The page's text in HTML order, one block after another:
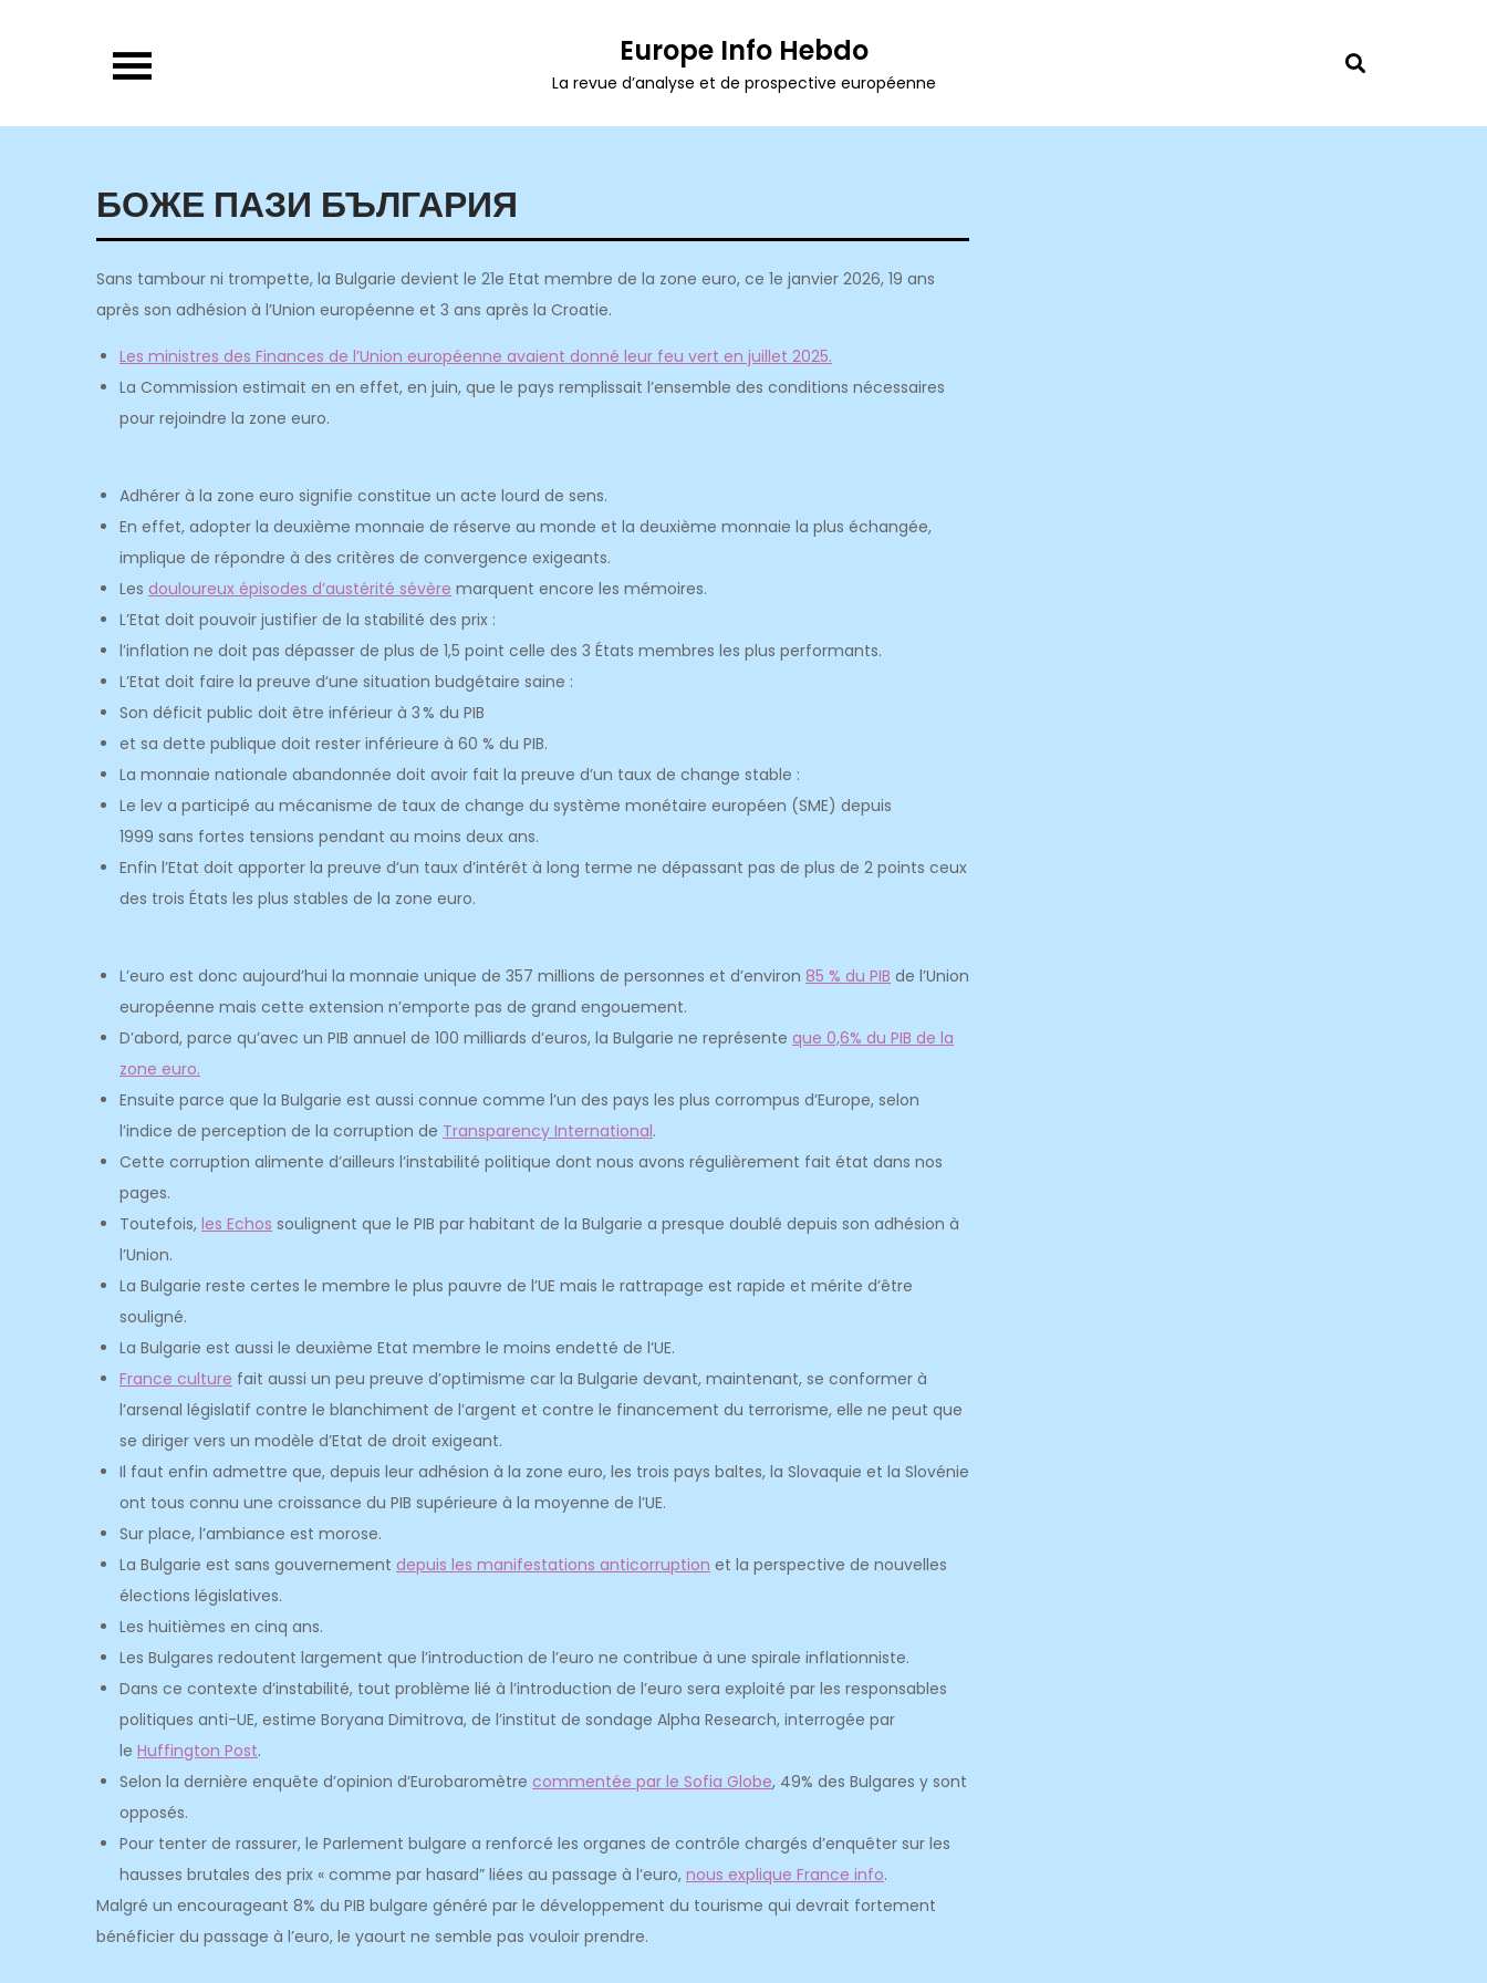
Europe Info Hebdo
La revue d’analyse et de prospective européenne
БОЖЕ ПАЗИ БЪЛГАРИЯ
Sans tambour ni trompette, la Bulgarie devient le 21e Etat membre de la zone euro, ce 1e janvier 2026, 19 ans
après son adhésion à l’Union européenne et 3 ans après la Croatie.
Les ministres des Finances de l’Union européenne avaient donné leur feu vert en juillet 2025.
La Commission estimait en en effet, en juin, que le pays remplissait l’ensemble des conditions nécessaires
pour rejoindre la zone euro.
Adhérer à la zone euro signifie constitue un acte lourd de sens.
En effet, adopter la deuxième monnaie de réserve au monde et la deuxième monnaie la plus échangée,
implique de répondre à des critères de convergence exigeants.
Les douloureux épisodes d’austérité sévère marquent encore les mémoires.
L’Etat doit pouvoir justifier de la stabilité des prix :
l’inflation ne doit pas dépasser de plus de 1,5 point celle des 3 États membres les plus performants.
L’Etat doit faire la preuve d’une situation budgétaire saine :
Son déficit public doit être inférieur à 3 % du PIB
et sa dette publique doit rester inférieure à 60 % du PIB.
La monnaie nationale abandonnée doit avoir fait la preuve d’un taux de change stable :
Le lev a participé au mécanisme de taux de change du système monétaire européen (SME) depuis
1999 sans fortes tensions pendant au moins deux ans.
Enfin l’Etat doit apporter la preuve d’un taux d’intérêt à long terme ne dépassant pas de plus de 2 points ceux
des trois États les plus stables de la zone euro.
L’euro est donc aujourd’hui la monnaie unique de 357 millions de personnes et d’environ 85 % du PIB de l’Union
européenne mais cette extension n’emporte pas de grand engouement.
D’abord, parce qu’avec un PIB annuel de 100 milliards d’euros, la Bulgarie ne représente que 0,6% du PIB de la
zone euro.
Ensuite parce que la Bulgarie est aussi connue comme l’un des pays les plus corrompus d’Europe, selon
l’indice de perception de la corruption de Transparency International.
Cette corruption alimente d’ailleurs l’instabilité politique dont nous avons régulièrement fait état dans nos
pages.
Toutefois, les Echos soulignent que le PIB par habitant de la Bulgarie a presque doublé depuis son adhésion à
l’Union.
La Bulgarie reste certes le membre le plus pauvre de l’UE mais le rattrapage est rapide et mérite d’être
souligné.
La Bulgarie est aussi le deuxième Etat membre le moins endetté de l’UE.
France culture fait aussi un peu preuve d’optimisme car la Bulgarie devant, maintenant, se conformer à
l’arsenal législatif contre le blanchiment de l’argent et contre le financement du terrorisme, elle ne peut que
se diriger vers un modèle d’Etat de droit exigeant.
Il faut enfin admettre que, depuis leur adhésion à la zone euro, les trois pays baltes, la Slovaquie et la Slovénie
ont tous connu une croissance du PIB supérieure à la moyenne de l’UE.
Sur place, l’ambiance est morose.
La Bulgarie est sans gouvernement depuis les manifestations anticorruption et la perspective de nouvelles
élections législatives.
Les huitièmes en cinq ans.
Les Bulgares redoutent largement que l’introduction de l’euro ne contribue à une spirale inflationniste.
Dans ce contexte d’instabilité, tout problème lié à l’introduction de l’euro sera exploité par les responsables
politiques anti-UE, estime Boryana Dimitrova, de l’institut de sondage Alpha Research, interrogée par
le Huffington Post.
Selon la dernière enquête d’opinion d’Eurobaromètre commentée par le Sofia Globe, 49% des Bulgares y sont
opposés.
Pour tenter de rassurer, le Parlement bulgare a renforcé les organes de contrôle chargés d’enquêter sur les
hausses brutales des prix « comme par hasard” liées au passage à l’euro, nous explique France info.
Malgré un encourageant 8% du PIB bulgare généré par le développement du tourisme qui devrait fortement
bénéficier du passage à l’euro, le yaourt ne semble pas vouloir prendre.